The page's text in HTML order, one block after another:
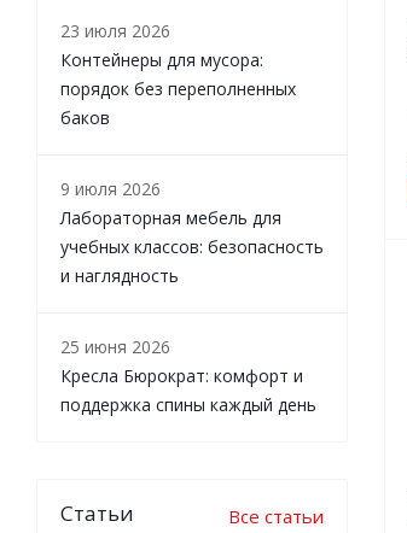
23 июля 2026
Контейнеры для мусора:
порядок без переполненных
баков
9 июля 2026
Лабораторная мебель для
учебных классов: безопасность
и наглядность
25 июня 2026
Кресла Бюрократ: комфорт и
поддержка спины каждый день
Статьи Все статьи